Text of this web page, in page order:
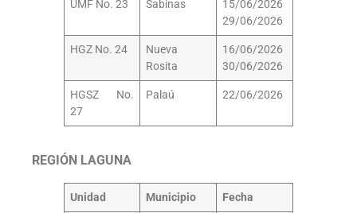
UMF No. 23 Sabinas
15/06/2026
29/06/2026
HGZ No. 24
Nueva
Rosita
16/06/2026
30/06/2026
HGSZ No.
27
Palaú 22/06/2026
REGIÓN LAGUNA
Unidad Municipio Fecha